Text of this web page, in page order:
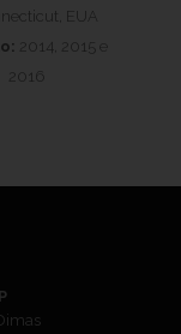
EUA
2014, 2015 e
2016